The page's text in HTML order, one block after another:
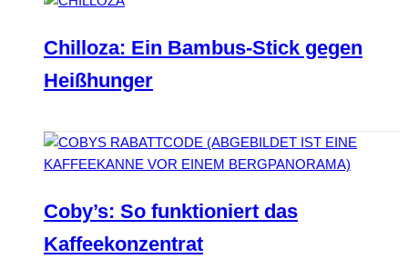
Chilloza: Ein Bambus-Stick gegen
Heißhunger
Coby’s: So funktioniert das
Kaffeekonzentrat